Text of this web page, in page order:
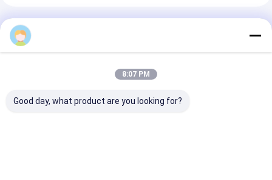
Empfohlene Produkte
8:07 PM
Good day, what product are you looking for?